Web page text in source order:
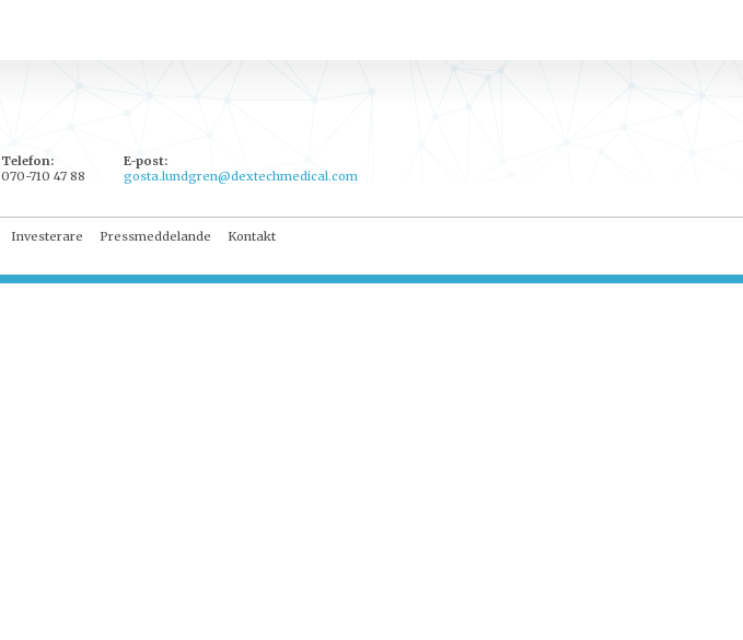
Telefon:
070-710 47 88
E-post:
gosta.lundgren@dextechmedical.com
Investerare Pressmeddelande Kontakt